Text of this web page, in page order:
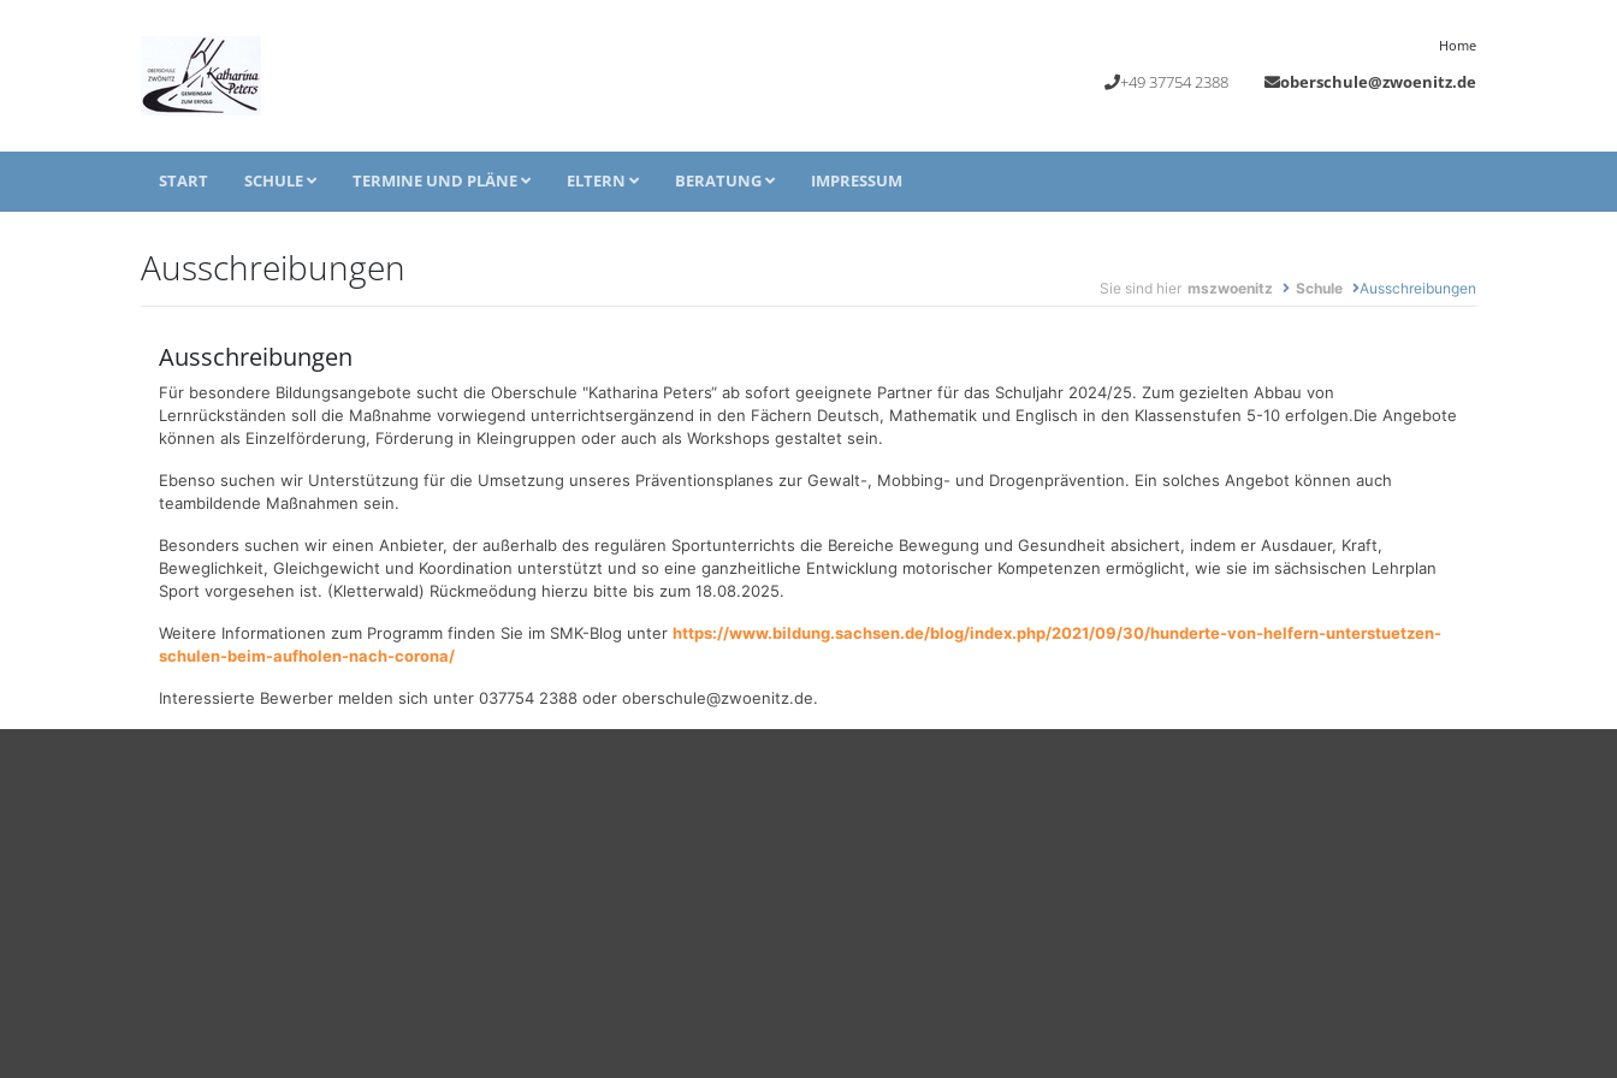
Home
+49 37754 2388 oberschule@zwoenitz.de
START SCHULE TERMINE UND PLÄNE ELTERN BERATUNG IMPRESSUM
Ausschreibungen Sie sind hier mszwoenitz Schule Ausschreibungen
Ausschreibungen
Für besondere Bildungsangebote sucht die Oberschule "Katharina Peters“ ab sofort geeignete Partner für das Schuljahr 2024/25. Zum gezielten Abbau von
Lernrückständen soll die Maßnahme vorwiegend unterrichtsergänzend in den Fächern Deutsch, Mathematik und Englisch in den Klassenstufen 5-10 erfolgen.Die Angebote
können als Einzelförderung, Förderung in Kleingruppen oder auch als Workshops gestaltet sein.
Ebenso suchen wir Unterstützung für die Umsetzung unseres Präventionsplanes zur Gewalt-, Mobbing- und Drogenprävention. Ein solches Angebot können auch
teambildende Maßnahmen sein.
Besonders suchen wir einen Anbieter, der außerhalb des regulären Sportunterrichts die Bereiche Bewegung und Gesundheit absichert, indem er Ausdauer, Kraft,
Beweglichkeit, Gleichgewicht und Koordination unterstützt und so eine ganzheitliche Entwicklung motorischer Kompetenzen ermöglicht, wie sie im sächsischen Lehrplan
Sport vorgesehen ist. (Kletterwald) Rückmeödung hierzu bitte bis zum 18.08.2025.
Weitere Informationen zum Programm finden Sie im SMK-Blog unter https://www.bildung.sachsen.de/blog/index.php/2021/09/30/hunderte-von-helfern-unterstuetzen-
schulen-beim-aufholen-nach-corona/
Interessierte Bewerber melden sich unter 037754 2388 oder oberschule@zwoenitz.de.